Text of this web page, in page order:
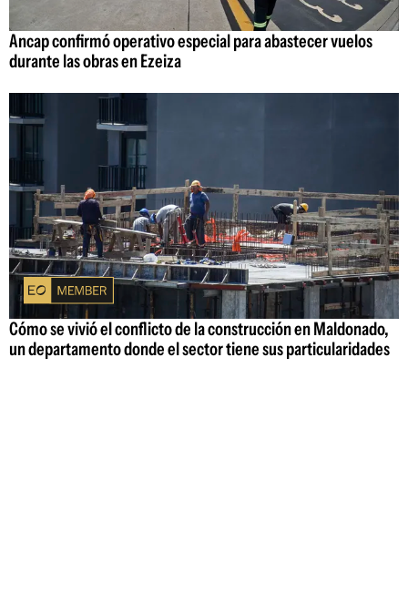
Ancap confirmó operativo especial para abastecer vuelos
durante las obras en Ezeiza
Cómo se vivió el conflicto de la construcción en Maldonado,
un departamento donde el sector tiene sus particularidades